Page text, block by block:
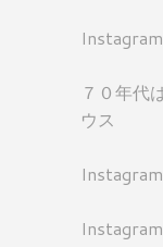
７０年代
ウス